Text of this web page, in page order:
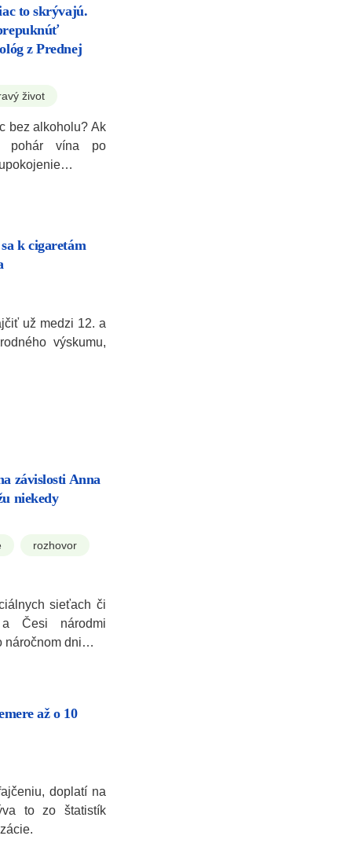
to skrývajú.
z Prednej
život
bez alkoholu? Ak
pohár vína po
k cigaretám
už medzi 12. a
výskumu,
závislosti Anna
niekedy
rozhovor
sieťach či
Česi národmi
náročnom dni…
až o 10
doplatí na
to zo štatistík